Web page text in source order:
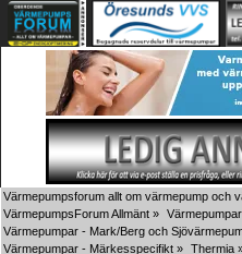
Värmepumpsforum allt om värmepump och
VärmepumpsForum Allmänt »
Värmepumpar - Mark/Berg och
Värmepumpar - Märkesspecifikt » Thermia